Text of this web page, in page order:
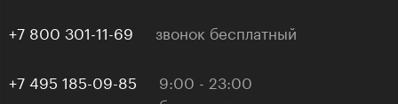
+7 800 301-11-69 звонок бесплатный
+7 495 185-09-85
9:00 - 23:00